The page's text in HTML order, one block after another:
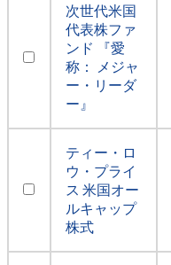
次世代米国
代表株ファ
ンド 『愛
称： メジャ
ー・リーダ
ー』
ティー・ロ
ウ・プライ
ス 米国オー
ルキャップ
株式